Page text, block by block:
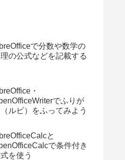
で分数や数学の
の公式などを記載する
・
でふりが
ルビ）をふってみよう
と
で条件付き
を使う